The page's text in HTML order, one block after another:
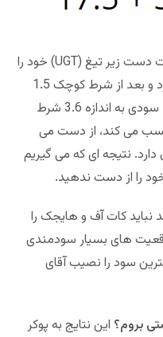
با این حال، فرض کنید آقای پیشکسوت دست زیر تیغ (UGT) خود را
بازی می کند، شرط بزرگ را حضور ندارد و بعد از شرط کوچک 1.5
شرط بزرگ پست می کند. الان او فقط سودی به اندازه 3.6 شرط
می کند، از دست می
نتیجه ای که می گیریم
را از دست ندهید.
کات آف و هایجک را
های بسیار سودمندی
موقعیت بیشترین سود را نصیب آقای
بروم؟ این نتایج به پوکر